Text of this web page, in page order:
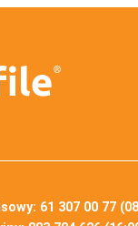
61 307 00 77